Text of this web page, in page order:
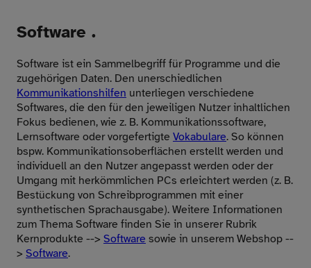
Software .
Software ist ein Sammelbegriff für Programme und die
zugehörigen Daten. Den unerschiedlichen
Kommunikationshilfen unterliegen verschiedene
Softwares, die den für den jeweiligen Nutzer inhaltlichen
Fokus bedienen, wie z. B. Kommunikationssoftware,
Lernsoftware oder vorgefertigte Vokabulare. So können
bspw. Kommunikationsoberflächen erstellt werden und
individuell an den Nutzer angepasst werden oder der
Umgang mit herkömmlichen PCs erleichtert werden (z. B.
Bestückung von Schreibprogrammen mit einer
synthetischen Sprachausgabe). Weitere Informationen
zum Thema Software finden Sie in unserer Rubrik
Kernprodukte --> Software sowie in unserem Webshop --
> Software.